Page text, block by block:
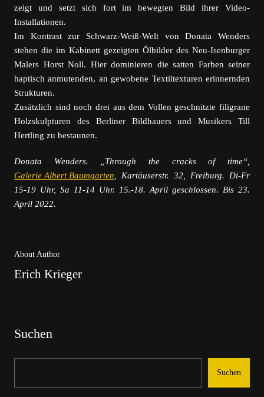
zeigt und setzt sich fort im bewegten Bild ihrer Video-
Installationen.
Im Kontrast zur Schwarz-Weiß-Welt von Donata Wenders
stehen die im Kabinett gezeigten Ölbilder des Neu-Isenburger
Malers Horst Noll. Hier dominieren die satten Farben seiner
haptisch anmutenden, an gewobene Textiltexturen erinnernden
Strukturen.
Zusätzlich sind noch drei aus dem Vollen geschnitzte filigrane
Holzskulpturen des Berliner Bildhauers und Musikers Till
Hertling zu bestaunen.
Donata Wenders. „Through the cracks of time“,
Galerie Albert Baumgarten , Kartäuserstr. 32, Freiburg. Di-Fr
15-19 Uhr, Sa 11-14 Uhr. 15.-18. April geschlossen. Bis 23.
April 2022.
About Author
Erich Krieger
Suchen
Suchen